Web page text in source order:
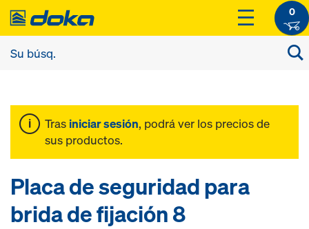
0
Tras iniciar sesión, podrá ver los precios de
sus productos.
Placa de seguridad para
brida de fijación 8